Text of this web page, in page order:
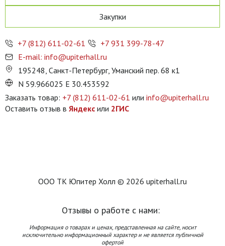
Закупки
+7 (812) 611-02-61
+7 931 399-78-47
E-mail: info@upiterhall.ru
195248, Санкт-Петербург, Уманский пер. 68 к1
N 59.966025 E 30.453592
Заказать товар: +7 (812) 611-02-61 или info@upiterhall.ru
Оставить отзыв в Яндекс или 2ГИС
ООО ТК Юпитер Холл © 2026 upiterhall.ru
Отзывы о работе с нами:
Информация о товарах и ценах, представленная на сайте, носит
исключительно информационный характер и не является публичной
офертой